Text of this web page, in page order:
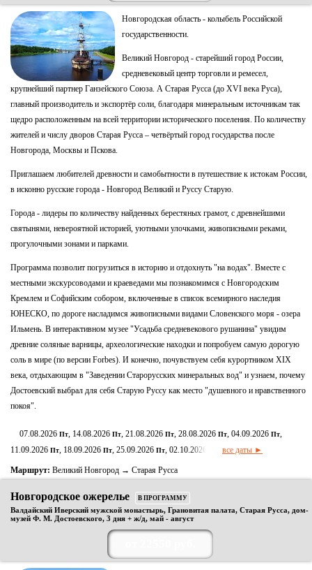
Новгородская область - колыбель Российской
государственности.
Великий Новгород - старейший город России,
средневековый центр торговли и ремесел,
крупнейший партнер Ганзейского Союза. А Старая Русса (до XVI века Руса),
главный производитель и экспортёр соли, благодаря минеральным источникам так
щедро расположенным на всей территории исторического поселения. По количеству
жителей и числу дворов Старая Русса – четвёртый город государства после
Новгорода, Москвы и Пскова.
Приглашаем любителей древности и самобытности в путешествие к истокам России,
в исконно русские города - Новгород Великий и Руссу Старую.
Города - лидеры по количеству найденных берестяных грамот, с древнейшими
святынями, невероятной историей, уютными улочками, живописными реками,
прогулочными зонами и парками.
Программа позволит погрузиться в историю и отдохнуть "на водах". Вместе с
местными экскурсоводами и краеведами мы познакомимся с Новгородским
Кремлем и Софийским собором, включенные в список всемирного наследия
ЮНЕСКО, по дороге насладимся живописными видами Словенского моря - озера
Ильмень. В интерактивном музее "Усадьба средневекового рушанина" увидим
древние соляные варницы, археологические находки и попробуем самую дорогую
соль в мире (по версии Forbes). И конечно, почувствуем себя курортником XIX
века, отдыхающим в "Заведении Старорусских минеральных вод" и узнаем, почему
Достоевский выбрал для себя Старую Руссу как место "душевного и нравственного
покоя".
07.08.2026 Пт, 14.08.2026 Пт, 21.08.2026 Пт, 28.08.2026 Пт, 04.09.2026 Пт,
11.09.2026 Пт, 18.09.2026 Пт, 25.09.2026 Пт, 02.10.2026 все даты ►
Маршрут: Великий Новгород → Старая Русса
Новгородское ожерелье В ПРОГРАММУ
Валдайский Иверский мужской монастырь, Грановитая палата, Старая Русса, дом-
музей Ф. М. Достоевского, 3 дня + ж/д, май - август